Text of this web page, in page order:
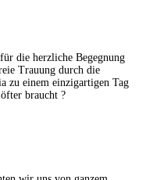
die herzliche Begegnung
Trauung durch die
zu einem einzigartigen Tag
braucht ?